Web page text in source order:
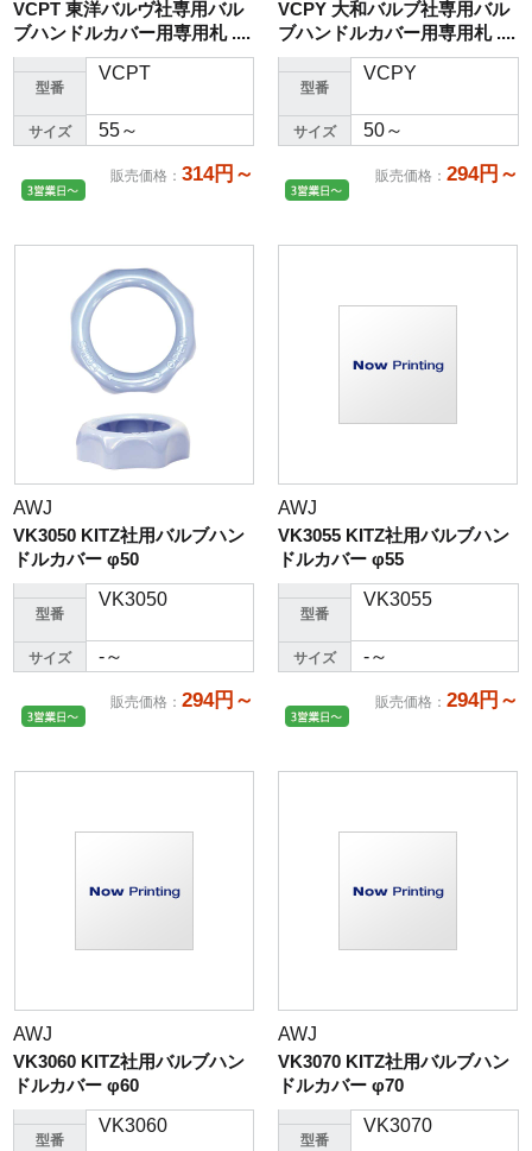
VCPT 東洋バルヴ社専用バル
ブハンドルカバー用専用札 ....
型番
VCPT
サイズ 55～
販売価格 ： 314円～
VCPY 大和バルブ社専用バル
ブハンドルカバー用専用札 ....
型番
VCPY
サイズ 50～
販売価格 ： 294円～
AWJ
VK3050 KITZ社用バルブハン
ドルカバー φ50
型番
VK3050
サイズ -～
販売価格 ： 294円～
AWJ
VK3055 KITZ社用バルブハン
ドルカバー φ55
型番
VK3055
サイズ -～
販売価格 ： 294円～
AWJ
VK3060 KITZ社用バルブハン
ドルカバー φ60
型番
VK3060
AWJ
VK3070 KITZ社用バルブハン
ドルカバー φ70
型番
VK3070